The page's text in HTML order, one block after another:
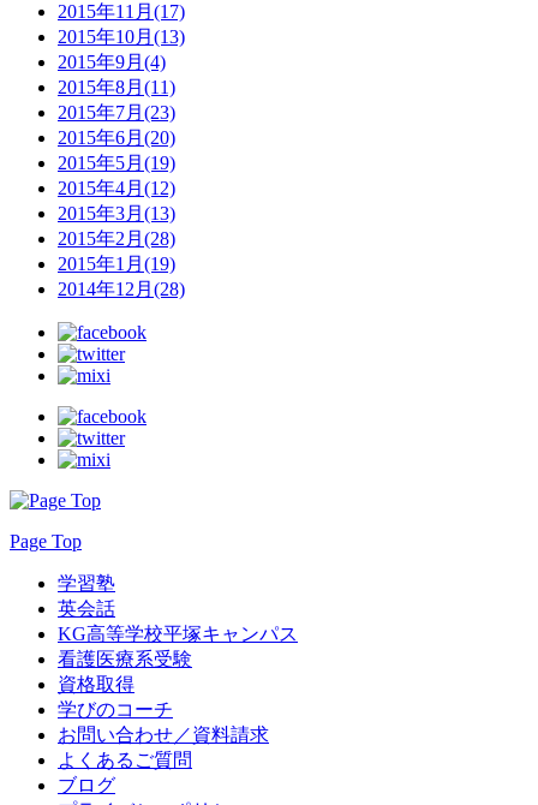
2015年11月(17)
2015年10月(13)
2015年9月(4)
2015年8月(11)
2015年7月(23)
2015年6月(20)
2015年5月(19)
2015年4月(12)
2015年3月(13)
2015年2月(28)
2015年1月(19)
2014年12月(28)
Page Top
学習塾
英会話
KG高等学校平塚キャンパス
看護医療系受験
資格取得
学びのコーチ
お問い合わせ／資料請求
よくあるご質問
ブログ